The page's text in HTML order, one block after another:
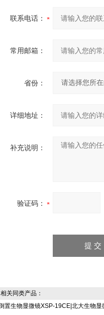
联系电话：
常用邮箱：
省份：
详细地址：
补充说明：
验证码：
同类产品：
置生物显微镜XSP-19CE|北大生物显